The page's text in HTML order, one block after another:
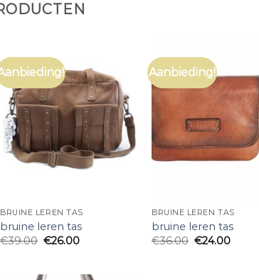
BRUINE LEREN TAS
bruine leren tas
€39.00 €26.00
Aanbieding!
BRUINE LEREN TAS
bruine leren tas
€36.00 €24.00